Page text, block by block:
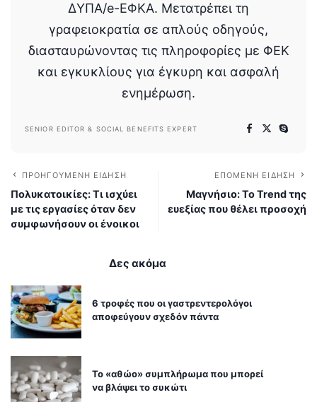
ΔΥΠΑ/e-ΕΦΚΑ. Μετατρέπει τη
γραφειοκρατία σε απλούς οδηγούς,
διασταυρώνοντας τις πληροφορίες με ΦΕΚ
και εγκυκλίους για έγκυρη και ασφαλή
ενημέρωση.
SENIOR EDITOR & SOCIAL BENEFITS EXPERT
ΠΡΟΗΓΟΎΜΕΝΗ ΕΊΔΗΣΗ
Πολυκατοικίες: Τι ισχύει
με τις εργασίες όταν δεν
συμφωνήσουν οι ένοικοι
ΕΠΌΜΕΝΗ ΕΊΔΗΣΗ
Μαγνήσιο: Το Trend της
ευεξίας που θέλει προσοχή
Δες ακόμα
6 τροφές που οι γαστρεντερολόγοι
αποφεύγουν σχεδόν πάντα
Το «αθώο» συμπλήρωμα που μπορεί
να βλάψει το συκώτι